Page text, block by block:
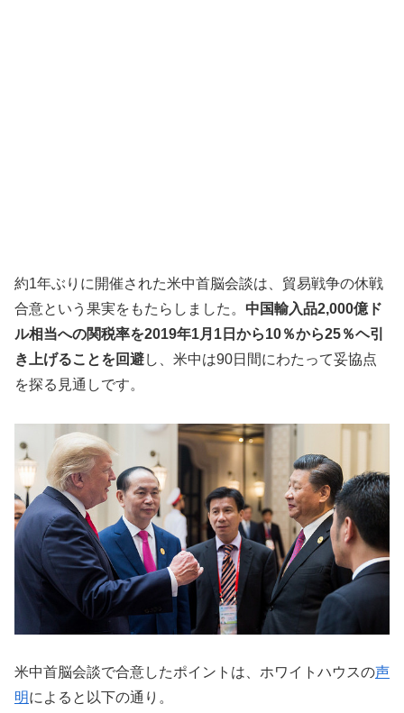
約1年ぶりに開催された米中首脳会談は、貿易戦争の休戦
合意という果実をもたらしました。 中国輸入品2,000億ド
ル相当への関税率を2019年1月1日から10％から25％ヘ引
き上げることを回避し、米中は90日間にわたって妥協点
を探る見通しです。
米中首脳会談で合意したポイントは、ホワイトハウスの声
明によると以下の通り。